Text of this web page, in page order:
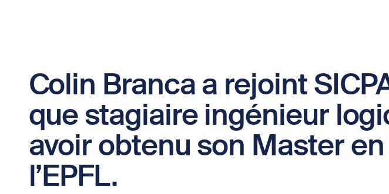
Colin Branca a rejoint
que stagiaire ingénieur
avoir obtenu son Master
l’EPFL.